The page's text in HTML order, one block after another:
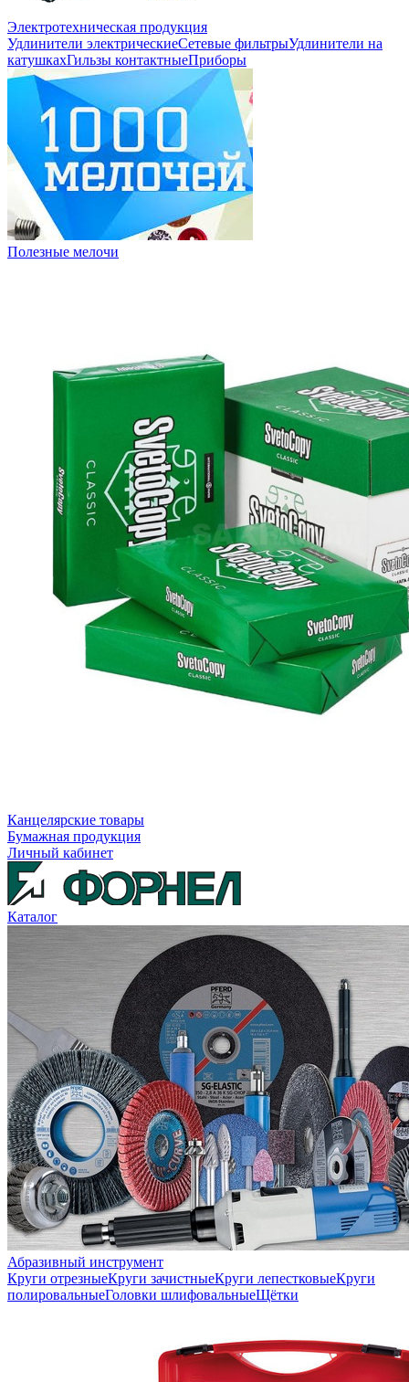
Электротехническая продукция
Удлинители электрическиеСетевые фильтрыУдлинители на
катушкахГильзы контактныеПриборы
Полезные мелочи
Канцелярские товары
Бумажная продукция
Личный кабинет
Каталог
Абразивный инструмент
Круги отрезныеКруги зачистныеКруги лепестковыеКруги
полировальныеГоловки шлифовальныеЩётки